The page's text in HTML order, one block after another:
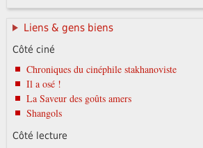
Liens & gens biens
Côté ciné
Chroniques du cinéphile stakhanoviste
Il a osé !
La Saveur des goûts amers
Shangols
Côté lecture